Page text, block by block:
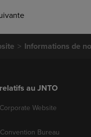
Informations de
au JNTO
Website
Bureau